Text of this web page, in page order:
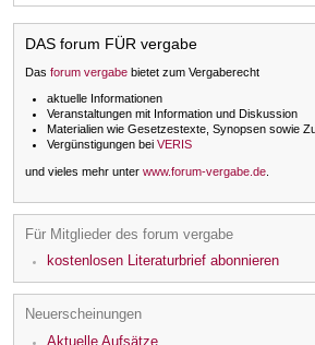
DAS forum FÜR vergabe
Das forum vergabe bietet zum Vergaberecht
aktuelle Informationen
Veranstaltungen mit Information und Diskussion
Materialien wie Gesetzestexte, Synopsen sowie
Vergünstigungen bei VERIS
und vieles mehr unter www.forum-vergabe.de
Für Mitglieder des forum vergabe
kostenlosen Literaturbrief abonnieren
Neuerscheinungen
Aktuelle Aufsätze